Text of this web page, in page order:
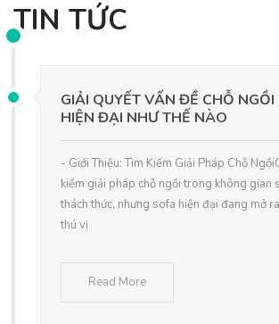
TIN TỨC
GIẢI QUYẾT VẤN ĐỀ CHỖ
HIỆN ĐẠI NHƯ THẾ NÀO
- Giới Thiệu: Tìm Kiếm Giải Pháp Chỗ
kiếm giải pháp chỗ ngồi trong không gian
thách thức, nhưng sofa hiện đại đang mở
thú vị
Read More